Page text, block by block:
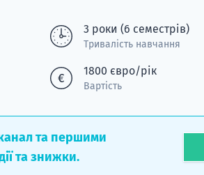
3 роки (6 семестрів)
Тривалість навчання
1800 євро/рік
Вартість
та першими
та знижки.